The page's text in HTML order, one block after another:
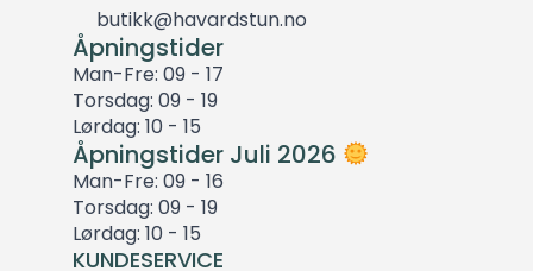
butikk@havardstun.no
Åpningstider
Man-Fre: 09 - 17
Torsdag: 09 - 19
Lørdag: 10 - 15
Åpningstider Juli 2026
Man-Fre: 09 - 16
Torsdag: 09 - 19
Lørdag: 10 - 15
KUNDESERVICE